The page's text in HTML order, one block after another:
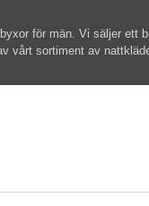
för män. Vi säljer ett
vårt sortiment av